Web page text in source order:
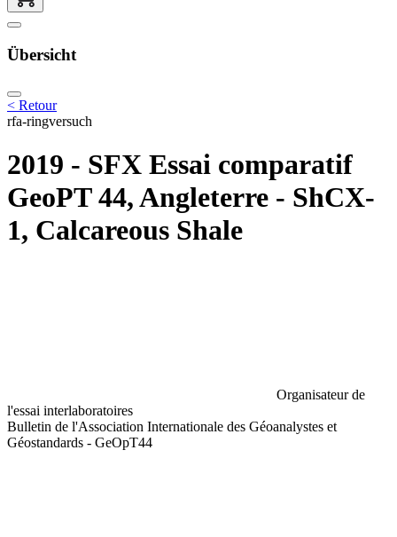
Übersicht
< Retour
rfa-ringversuch
2019 - SFX Essai comparatif
GeoPT 44, Angleterre - ShCX-
1, Calcareous Shale
Organisateur de
l'essai interlaboratoires
Bulletin de l'Association Internationale des Géoanalystes et
Géostandards - GeOpT44